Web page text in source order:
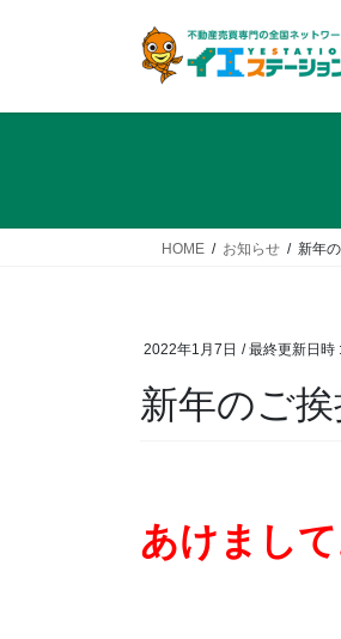
HOME お知らせ 新年
2022年1月7日 / 最終更新日時 :
新年のご
あけまし